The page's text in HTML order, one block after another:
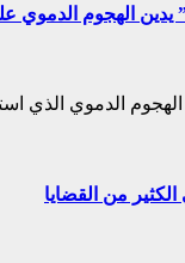
يدين الهجوم
الهجوم الدموي